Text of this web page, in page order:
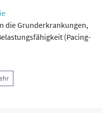
die Grunderkrankungen,
(Pacing-
Therapie, Osteopathie,
/ verkürzten Muskulatur,